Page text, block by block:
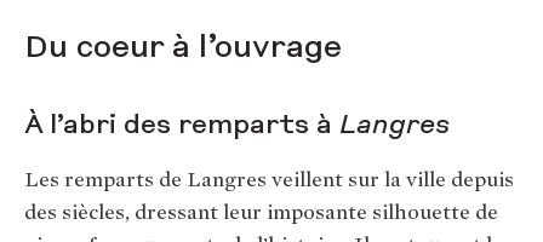
Du coeur à l’ouvrage
À l’abri des remparts à Langres
Les remparts de Langres veillent sur la ville depuis
des siècles, dressant leur imposante silhouette de